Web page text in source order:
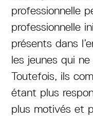
professionnelle
professionnelle
présents dans
les jeunes qui
Toutefois, ils
étant plus
plus motivés et